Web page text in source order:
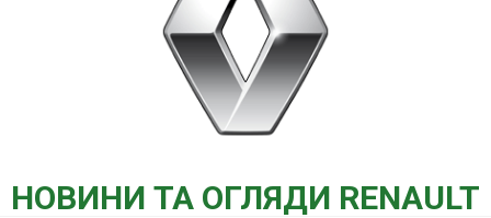
НОВИНИ ТА ОГЛЯДИ RENAULT